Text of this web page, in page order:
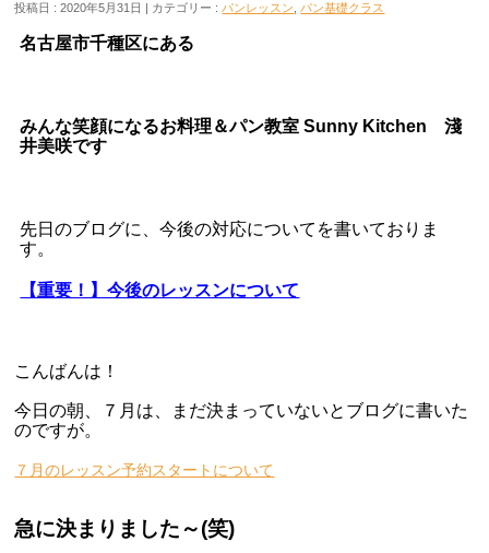
投稿日 : 2020年5月31日 | カテゴリー : パンレッスン パン基礎クラス
名古屋市千種区にある
みんな笑顔になるお料理＆パン教室 Sunny Kitchen 淺
井美咲です
先日のブログに、今後の対応についてを書いておりま
す。
【重要！】今後のレッスンについて
こんばんは！
今日の朝、７月は、まだ決まっていないとブログに書いた
のですが。
７月のレッスン予約スタートについて
急に決まりました～(笑)